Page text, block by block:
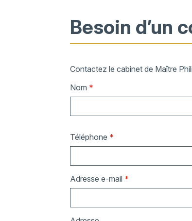
Besoin d’un
Contactez le cabinet de Maître
Nom *
Téléphone *
Adresse e-mail *